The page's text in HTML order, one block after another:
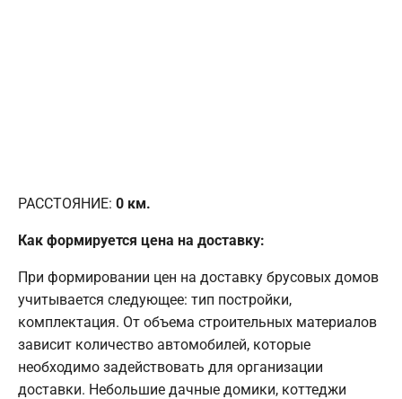
РАССТОЯНИЕ: 0 км.
Как формируется цена на доставку:
При формировании цен на доставку брусовых домов
учитывается следующее: тип постройки,
комплектация. От объема строительных материалов
зависит количество автомобилей, которые
необходимо задействовать для организации
доставки. Небольшие дачные домики, коттеджи